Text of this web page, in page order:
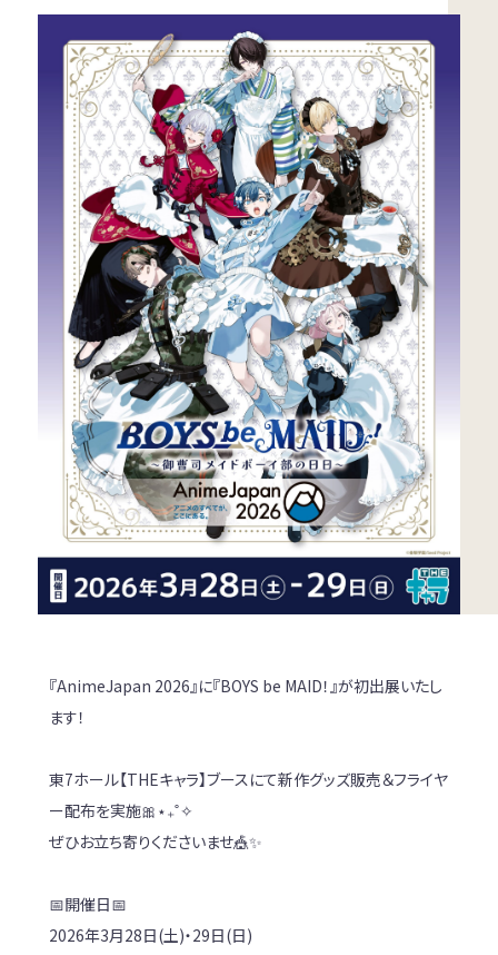
『AnimeJapan 2026』に『BOYS be MAID！』が初出展いたし
ます！
東7ホール【THEキャラ】ブースにて新作グッズ販売＆フライヤ
ー配布を実施🎀⋆₊˚✧
ぜひお立ち寄りくださいませ🎪✨
📅開催日📅
2026年3月28日(土)・29日(日)